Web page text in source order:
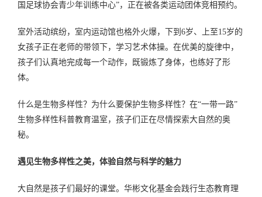
国足球协会青少年训练中心”，正在被各类运动团体竞相预约。
室外活动缤纷，室内运动馆也格外火爆，下到 6岁、上至15岁的
女孩子正在老师的带领下，学习艺术体操。在优美的旋律中，
孩子们认真地完成每一个动作，既锻炼了身体，也练好了形
体。
什么是生物多样性？为什么要保护生物多样性？在“一带一路”
生物多样性科普教育温室，孩子们正在尽情探索大自然的奥
秘。
遇见生物多样性之美，体验自然与科学的魅力
大自然是孩子们最好的课堂。华彬文化基金会践行生态教育理